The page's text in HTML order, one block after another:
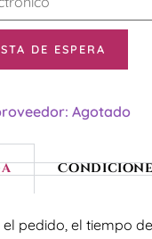
DE ESPERA
Agotado
pedido, el tiempo